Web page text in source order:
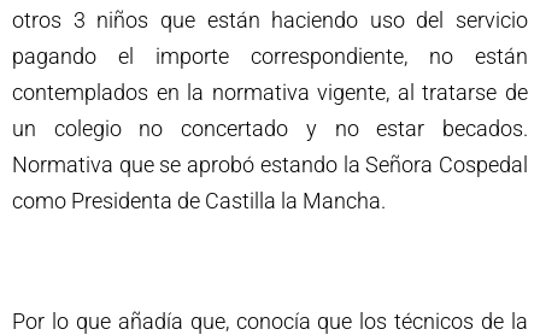
otros 3 niños que están haciendo uso del servicio
pagando el importe correspondiente, no están
contemplados en la normativa vigente, al tratarse de
un colegio no concertado y no estar becados.
Normativa que se aprobó estando la Señora Cospedal
como Presidenta de Castilla la Mancha.
Por lo que añadía que, conocía que los técnicos de la